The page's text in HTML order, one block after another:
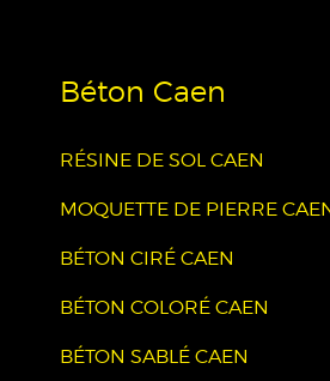
Béton Caen
RÉSINE DE SOL CAEN
MOQUETTE DE PIERRE
BÉTON CIRÉ CAEN
BÉTON COLORÉ CAEN
BÉTON SABLÉ CAEN